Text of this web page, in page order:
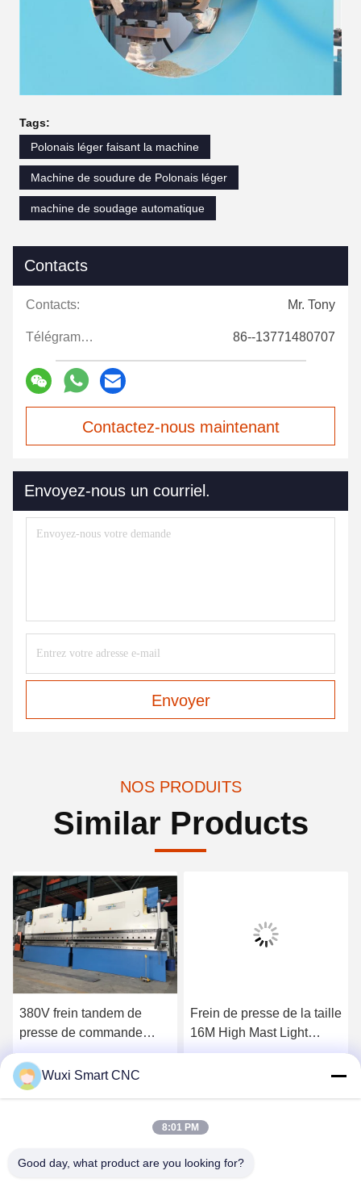
Tags:
Polonais léger faisant la machine
Machine de soudure de Polonais léger
machine de soudage automatique
Contacts
Contacts: Mr. Tony
Télégramme: 86--13771480707
Contactez-nous maintenant
Envoyez-nous un courriel.
Envoyer
NOS PRODUITS
Similar Products
380V frein tandem de
presse de commande
numérique par ordinateur
de 3 phases pour
l'éclairage Polonais
Obtenez le meilleur prix
Frein de presse de la taille
16M High Mast Light
Polonais de Q235A
Obtenez le meilleur prix
Wuxi Smart CNC
8:01 PM
Good day, what product are you looking for?